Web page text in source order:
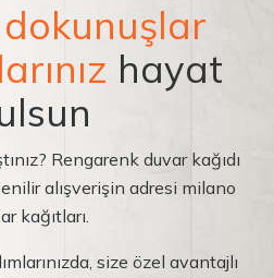
dokunuşlar
hayat
Rengarenk duvar kağıdı
alışverişin adresi milano
kağıtları.
size özel avantajlı